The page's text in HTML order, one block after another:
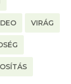
VIRÁG